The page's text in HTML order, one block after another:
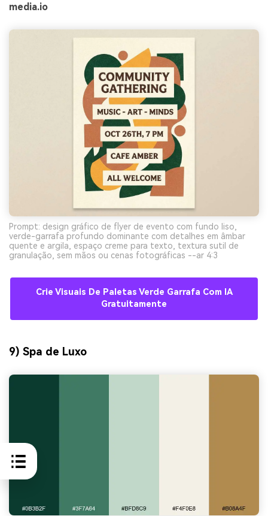
media.io
Prompt: design gráfico de flyer de evento com fundo liso,
verde-garrafa profundo dominante com detalhes em âmbar
quente e argila, espaço creme para texto, textura sutil de
granulação, sem mãos ou cenas fotográficas --ar 4:3
Crie Visuais De Paletas Verde Garrafa Com IA
Gratuitamente
9) Spa de Luxo